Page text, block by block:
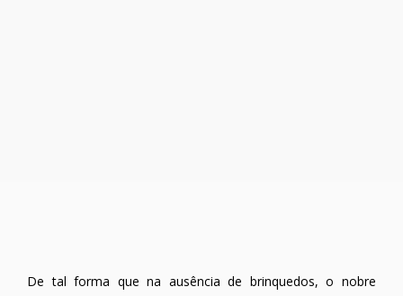
De tal forma que na ausência de brinquedos, o nobre